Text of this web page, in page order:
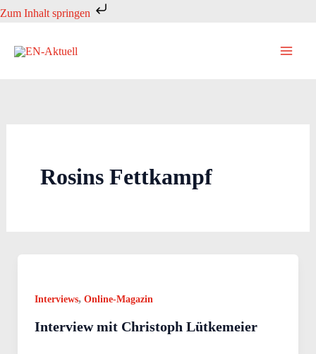
Zum Inhalt springen
Zum
springen
Rosins Fettkampf
Interviews, Online-Magazin
Interview mit Christoph Lütkemeier